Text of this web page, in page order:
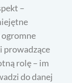
–
prowadzące
rolę – im
do danej